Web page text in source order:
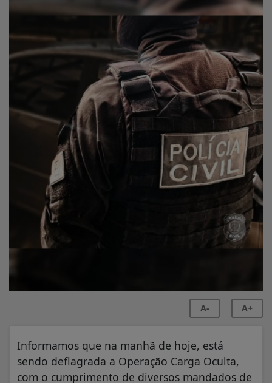
A- A+
Informamos que na manhã de hoje, está
sendo deflagrada a Operação Carga Oculta,
com o cumprimento de diversos mandados de